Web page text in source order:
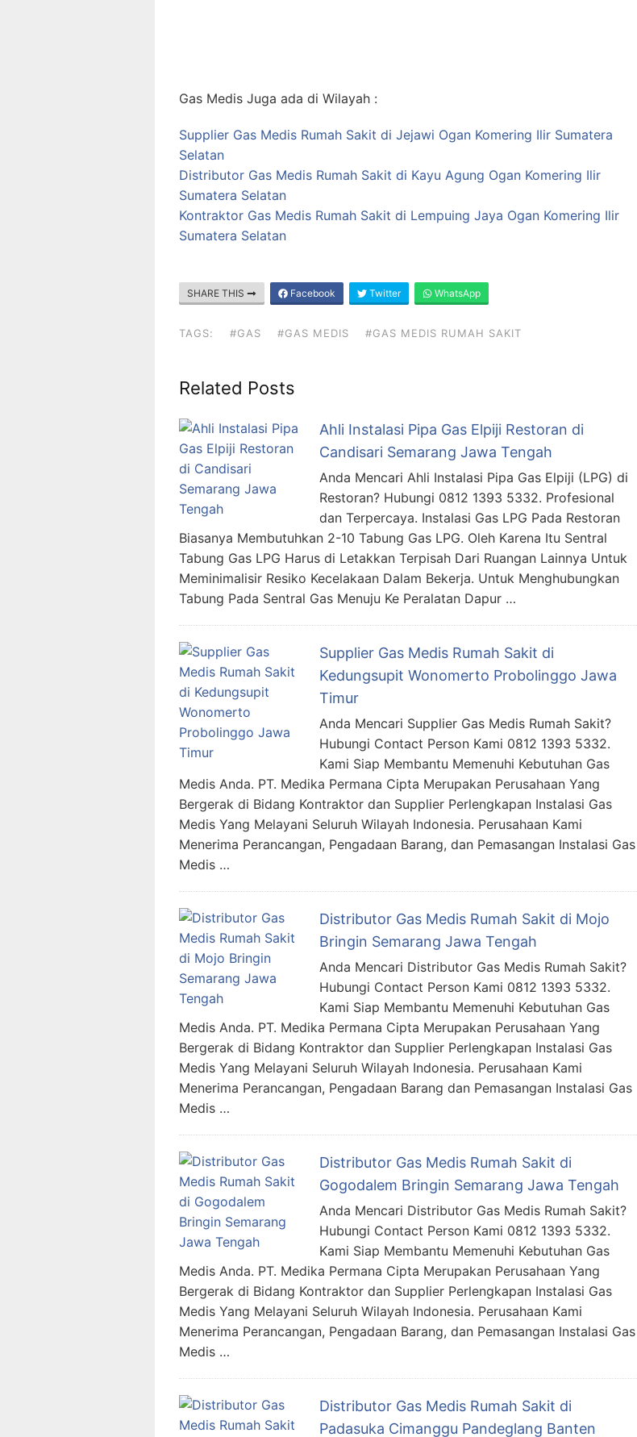
Gas Medis Juga ada di Wilayah :
Supplier Gas Medis Rumah Sakit di Jejawi Ogan Komering Ilir Sumatera
Selatan
Distributor Gas Medis Rumah Sakit di Kayu Agung Ogan Komering Ilir
Sumatera Selatan
Kontraktor Gas Medis Rumah Sakit di Lempuing Jaya Ogan Komering Ilir
Sumatera Selatan
SHARE THIS Facebook Twitter WhatsApp
TAGS: #GAS #GAS MEDIS #GAS MEDIS RUMAH SAKIT
Related Posts
Ahli Instalasi Pipa Gas Elpiji Restoran di
Candisari Semarang Jawa Tengah
Anda Mencari Ahli Instalasi Pipa Gas Elpiji (LPG) di
Restoran? Hubungi 0812 1393 5332. Profesional
dan Terpercaya. Instalasi Gas LPG Pada Restoran
Biasanya Membutuhkan 2-10 Tabung Gas LPG. Oleh Karena Itu Sentral
Tabung Gas LPG Harus di Letakkan Terpisah Dari Ruangan Lainnya Untuk
Meminimalisir Resiko Kecelakaan Dalam Bekerja. Untuk Menghubungkan
Tabung Pada Sentral Gas Menuju Ke Peralatan Dapur …
Supplier Gas Medis Rumah Sakit di
Kedungsupit Wonomerto Probolinggo Jawa
Timur
Anda Mencari Supplier Gas Medis Rumah Sakit?
Hubungi Contact Person Kami 0812 1393 5332.
Kami Siap Membantu Memenuhi Kebutuhan Gas
Medis Anda. PT. Medika Permana Cipta Merupakan Perusahaan Yang
Bergerak di Bidang Kontraktor dan Supplier Perlengkapan Instalasi Gas
Medis Yang Melayani Seluruh Wilayah Indonesia. Perusahaan Kami
Menerima Perancangan, Pengadaan Barang, dan Pemasangan Instalasi Gas
Medis …
Distributor Gas Medis Rumah Sakit di Mojo
Bringin Semarang Jawa Tengah
Anda Mencari Distributor Gas Medis Rumah Sakit?
Hubungi Contact Person Kami 0812 1393 5332.
Kami Siap Membantu Memenuhi Kebutuhan Gas
Medis Anda. PT. Medika Permana Cipta Merupakan Perusahaan Yang
Bergerak di Bidang Kontraktor dan Supplier Perlengkapan Instalasi Gas
Medis Yang Melayani Seluruh Wilayah Indonesia. Perusahaan Kami
Menerima Perancangan, Pengadaan Barang dan Pemasangan Instalasi Gas
Medis …
Distributor Gas Medis Rumah Sakit di
Gogodalem Bringin Semarang Jawa Tengah
Anda Mencari Distributor Gas Medis Rumah Sakit?
Hubungi Contact Person Kami 0812 1393 5332.
Kami Siap Membantu Memenuhi Kebutuhan Gas
Medis Anda. PT. Medika Permana Cipta Merupakan Perusahaan Yang
Bergerak di Bidang Kontraktor dan Supplier Perlengkapan Instalasi Gas
Medis Yang Melayani Seluruh Wilayah Indonesia. Perusahaan Kami
Menerima Perancangan, Pengadaan Barang, dan Pemasangan Instalasi Gas
Medis …
Distributor Gas Medis Rumah Sakit di
Padasuka Cimanggu Pandeglang Banten